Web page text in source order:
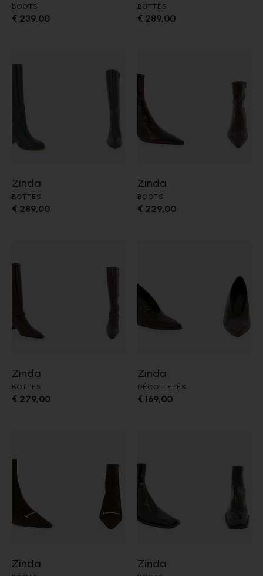
BOOTS
€ 239,00
BOTTES
€ 289,00
Zinda
BOTTES
€ 289,00
Zinda
BOOTS
€ 229,00
Zinda
BOTTES
€ 279,00
Zinda
DÉCOLLETÉS
€ 169,00
Zinda Zinda